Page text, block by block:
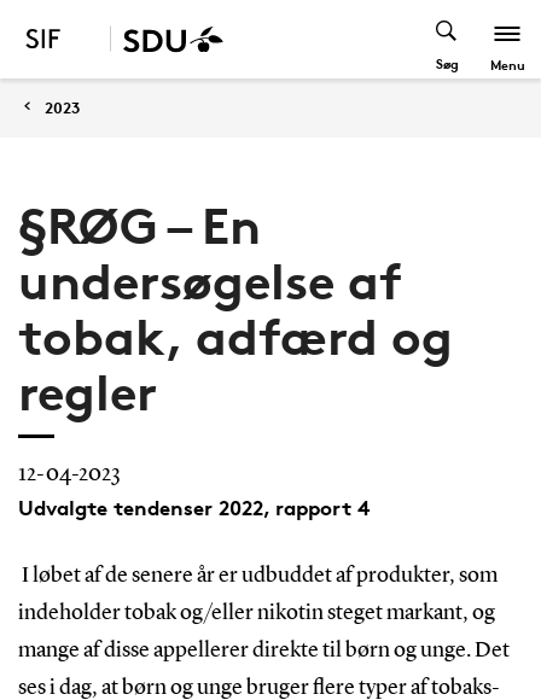
Søg Menu
2023
§RØG – En
undersøgelse af
tobak, adfærd og
regler
12-04-2023
Udvalgte tendenser 2022, rapport 4
I løbet af de senere år er udbuddet af produkter, som
indeholder tobak og/eller nikotin steget markant, og
mange af disse appellerer direkte til børn og unge. Det
ses i dag, at børn og unge bruger flere typer af tobaks-